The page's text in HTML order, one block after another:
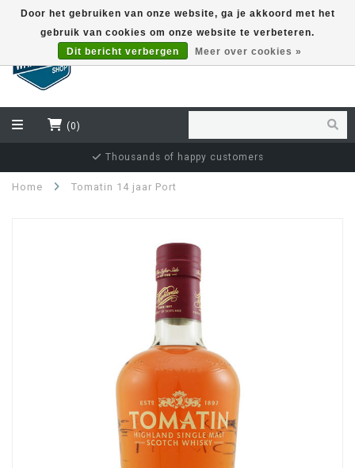
(0)
Thousands of happy customers
Home Tomatin 14 jaar Port
Door het gebruiken van onze website, ga je akkoord met het
gebruik van cookies om onze website te verbeteren.
Dit bericht verbergen
Meer over cookies »